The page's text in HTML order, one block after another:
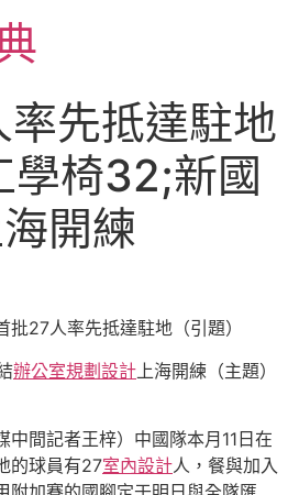
先抵達駐地
學椅32;新國
開練
批27人率先抵達駐地（引題）
辦公室規劃設計 上海開練（主題）
間記者王梓）中國隊本月11日在
的球員有27室內設計人，餐與加入